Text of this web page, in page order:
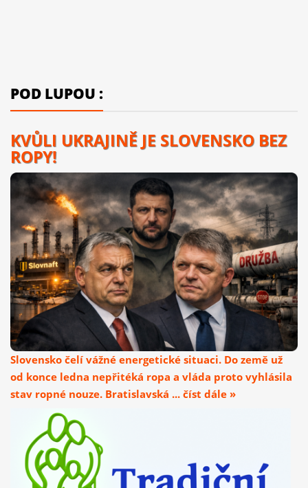
POD LUPOU :
KVŮLI UKRAJINĚ JE SLOVENSKO BEZ
ROPY!
Slovensko čelí vážné energetické situaci. Do země už
od konce ledna nepřitéká ropa a vláda proto vyhlásila
stav ropné nouze. Bratislavská ... číst dále »